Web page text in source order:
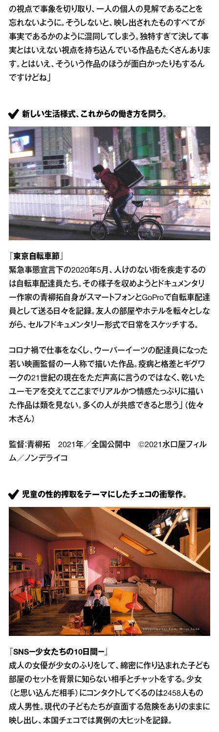
の視点で事象を切り取り、一人の個人の見解であることを
忘れないように。そうしないと、映し出されたものすべてが
事実であるかのように混同してしまう。独特すぎて決して事
実とはいえない視点を持ち込んでいる作品もたくさんありま
す。とはいえ、そういう作品のほうが面白かったりもするん
ですけどね」
新しい生活様式、これからの働き方を問う。
『東京自転車節』
緊急事態宣言下の2020年5月、人けのない街を疾走するの
は自転車配達員たち。その様子を収めようとドキュメンタリ
ー作家の青柳拓自身がスマートフォンとGoProで自転車配達
員として送る日々を記録。友人の部屋やホテルを転々としな
がら、セルフドキュメンタリー形式で日常をスケッチする。
コロナ禍で仕事をなくし、ウーバーイーツの配達員になった
若い映画監督の一人称で描いた作品。疫病と格差とギグワ
ークの21世紀の現在をただ声高に言うのではなく、乾いた
ユーモアを交えてここまでリアルかつ情感たっぷりに描い
た作品は類を見ない。多くの人が共感できると思う」（佐々
木さん）
監督：青柳拓 2021年／全国公開中 ©2021水口屋フィル
ム／ノンデライコ
児童の性的搾取をテーマにしたチェコの衝撃作。
『SNS－少女たちの10日間－』
成人の女優が少女のふりをして、綿密に作り込まれた子ども
部屋のセットを背景に知らない相手とチャットをする。少女
（と思い込んだ相手）にコンタクトしてくるのは2458人もの
成人男性。現代の子どもたちが直面する危険をありのままに
映し出し、本国チェコでは異例の大ヒットを記録。